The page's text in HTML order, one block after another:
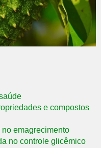
e compostos
emagrecimento
no controle glicêmico